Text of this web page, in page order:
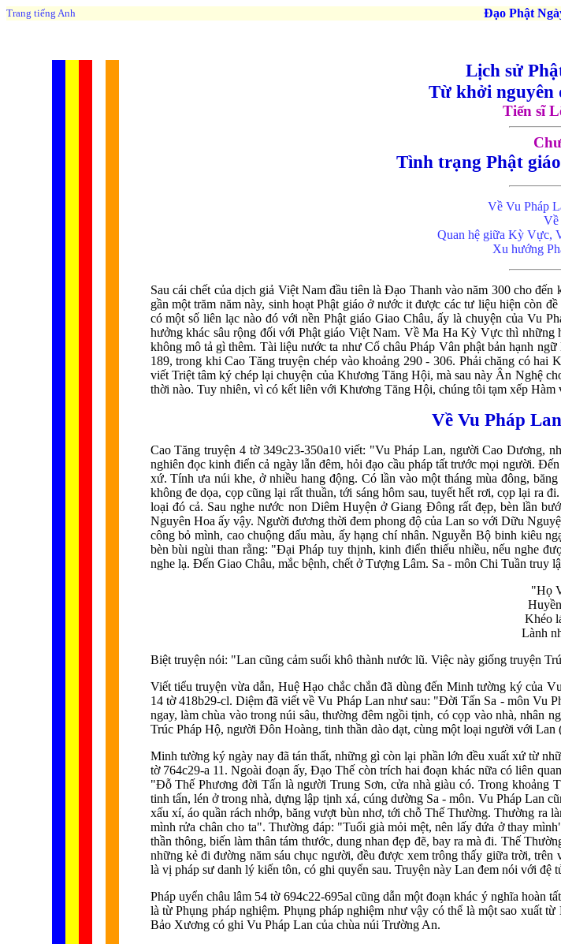
Trang tiếng Anh Đạo Phật
Lịch sử
Từ khởi nguyên
Tiến sĩ
Tình trạng Phật
Về Vu Pháp
Quan hệ giữa Kỳ Vực,
Xu hướng
Sau cái chết của dịch giả Việt Nam đầu tiên là Đạo Thanh vào năm 300 cho
gần một trăm năm này, sinh hoạt Phật giáo ở nước it được các tư liệu hiện còn
có một số liên lạc nào đó với nền Phật giáo Giao Châu, ấy là chuyện của Vu
hưởng khác sâu rộng đối với Phật giáo Việt Nam. Về Ma Ha Kỳ Vực thì
không mô tả gì thêm. Tài liệu nước ta như Cổ châu Pháp Vân phật bản hạnh
189, trong khi Cao Tăng truyện chép vào khoảng 290 - 306. Phải chăng có
viết Triệt tâm ký chép lại chuyện của Khương Tăng Hội, mà sau này Ân Nghệ
thời nào. Tuy nhiên, vì có kết liên với Khương Tăng Hội, chúng tôi tạm xếp
Về Vu Pháp
Cao Tăng truyện 4 tờ 349c23-350a10 viết: "Vu Pháp Lan, người Cao Dương,
nghiên đọc kinh điển cả ngày lẫn đêm, hỏi đạo cầu pháp tất trước mọi người.
xứ. Tính ưa núi khe, ở nhiều hang động. Có lần vào một tháng mùa đông,
không đe dọa, cọp cũng lại rất thuần, tới sáng hôm sau, tuyết hết rơi, cọp lại ra
loại đó cả. Sau nghe nước non Diêm Huyện ở Giang Đông rất đẹp, bèn lần
Nguyên Hoa ấy vậy. Người đương thời đem phong độ của Lan so với Dữu
công bỏ mình, cao chuộng dấu màu, ấy hạng chí nhân. Nguyễn Bộ binh kiêu
bèn bùi ngùi than rằng: "Đại Pháp tuy thịnh, kinh điển thiếu nhiều, nếu nghe
nghe lạ. Đến Giao Châu, mắc bệnh, chết ở Tượng Lâm. Sa - môn Chi Tuần truy
"Họ
Khéo
Lành
Biệt truyện nói: "Lan cũng cảm suối khô thành nước lũ. Việc này giống truyện
Viết tiểu truyện vừa dẫn, Huệ Hạo chắc chắn đã dùng đến Minh tường ký của
14 tờ 418b29-cl. Diệm đã viết về Vu Pháp Lan như sau: "Đời Tấn Sa - môn Vu
ngay, làm chùa vào trong núi sâu, thường đêm ngồi tịnh, có cọp vào nhà, nhân
Trúc Pháp Hộ, người Đôn Hoàng, tinh thần dào dạt, cùng một loại người với
Minh tường ký ngày nay đã tán thất, những gì còn lại phần lớn đều xuất xứ từ
tờ 764c29-a 11. Ngoài đoạn ấy, Đạo Thế còn trích hai đoạn khác nữa có liên
"Đỗ Thế Phương đời Tấn là người Trung Sơn, cửa nhà giàu có. Trong khoảng
tinh tấn, lén ở trong nhà, dựng lập tịnh xá, cúng dường Sa - môn. Vu Pháp Lan
xấu xí, áo quần rách nhớp, băng vượt bùn nhơ, tới chỗ Thế Thường. Thường
mình rửa chân cho ta". Thường đáp: "Tuổi già mỏi mệt, nên lấy đứa ở thay
thần thông, biến làm thân tám thước, dung nhan đẹp đẽ, bay ra mà đi. Thế
những kẻ đi đường năm sáu chục người, đều được xem trông thấy giữa trời,
là vị pháp sư danh lý kiến tôn, có ghi quyển sau. Truyện này Lan đem nói với
Pháp uyển châu lâm 54 tờ 694c22-695al cũng dẫn một đoạn khác ý nghĩa hoàn
là từ Phụng pháp nghiệm. Phụng pháp nghiệm như vậy có thể là một sao xuất
Bảo Xương có ghi Vu Pháp Lan của chùa núi Trường An.